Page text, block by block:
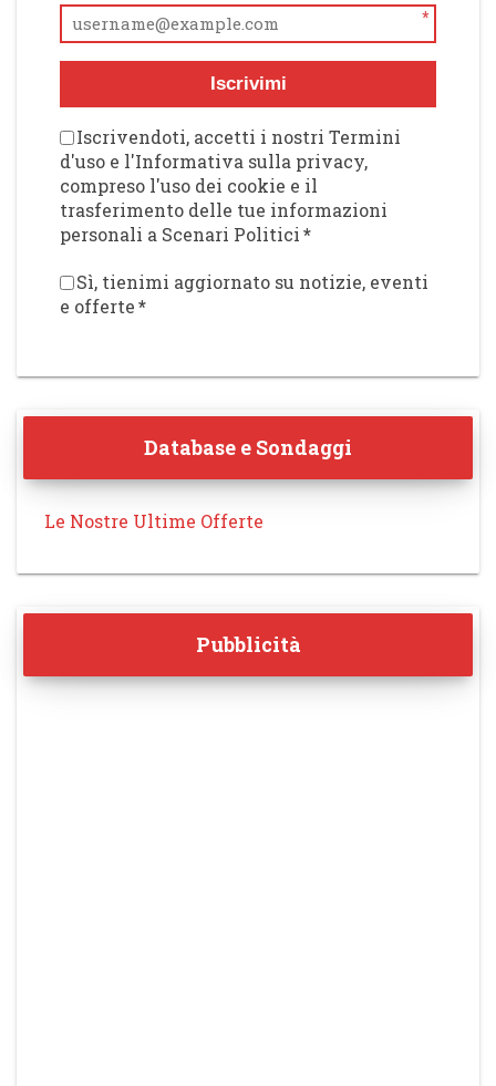
*
Iscrivimi
Iscrivendoti, accetti i nostri Termini
d'uso e l'Informativa sulla privacy,
compreso l'uso dei cookie e il
trasferimento delle tue informazioni
personali a Scenari Politici*
Sì, tienimi aggiornato su notizie, eventi
e offerte*
Database e Sondaggi
Le Nostre Ultime Offerte
Pubblicità